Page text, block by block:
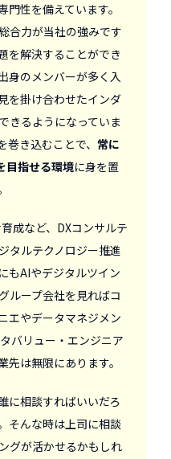
性を備えています。
合力が当社の強みです
を解決することができ
身のメンバーが多く入
を掛け合わせたインダ
きるようになっていま
き込むことで、 常に
目指せる環境に身を置
成など、DXコンサルテ
タルテクノロジー推進
もAIやデジタルツイン
ループ会社を見ればコ
エやデータマネジメン
バリュー・エンジニア
は無限にあります。
に相談すればいいだろ
そんな時は上司に相談
グが活かせるかもしれ